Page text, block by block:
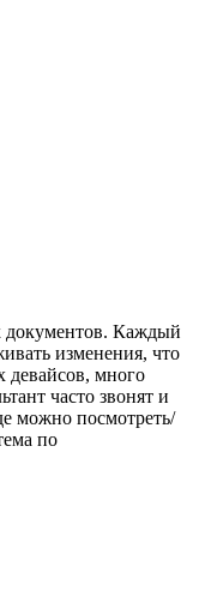
документов. Каждый
изменения, что
девайсов, много
часто звонят и
можно посмотреть/
по